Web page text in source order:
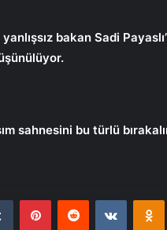
bakan Sadi
sahnesini bu türlü
Tumblr PinterestReddit